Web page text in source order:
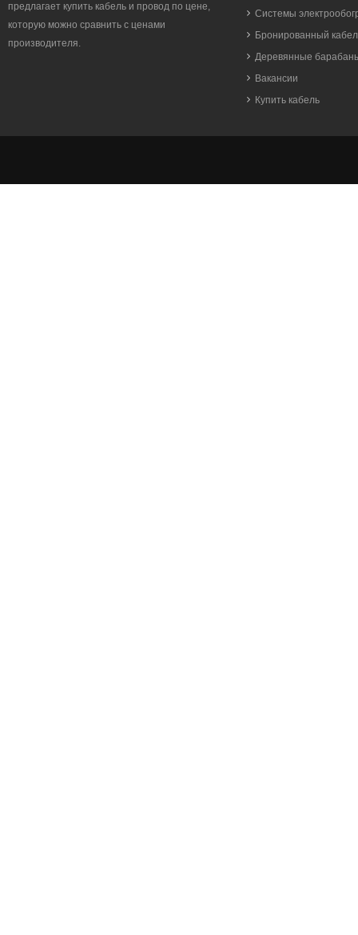
предлагает купить кабель и провод по цене,
которую можно сравнить с ценами
производителя.
Системы
Бронированный
Деревянные
Вакансии
Купить кабель